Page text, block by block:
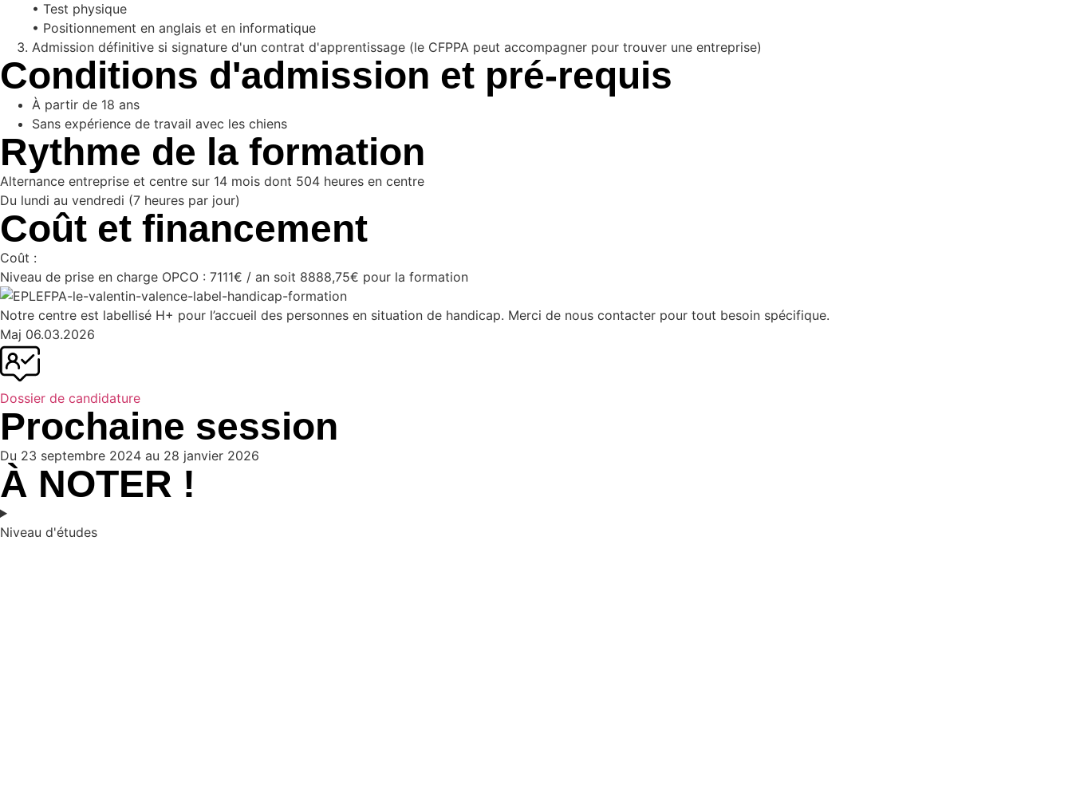
• Test physique
• Positionnement en anglais et en informatique
Admission définitive si signature d'un contrat d'apprentissage (le CFPPA peut accompagner pour trouver une entreprise)
Conditions d'admission et pré-requis
À partir de 18 ans
Sans expérience de travail avec les chiens
Rythme de la formation
Alternance entreprise et centre sur 14 mois dont 504 heures en centre
Du lundi au vendredi (7 heures par jour)
Coût et financement
Coût :
Niveau de prise en charge OPCO : 7111€ / an soit 8888,75€ pour la formation
Notre centre est labellisé H+ pour l’accueil des personnes en situation de handicap. Merci de nous contacter pour tout besoin spécifique.
Maj 06.03.2026
Dossier de candidature
Prochaine session
Du 23 septembre 2024 au 28 janvier 2026
À NOTER !
Niveau d'études